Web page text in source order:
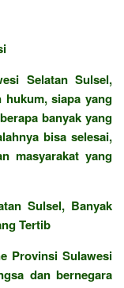
Selatan Sulsel,
hukum, siapa yang
banyak yang
bisa selesai,
masyarakat yang
Sulsel, Banyak
Tertib
Provinsi Sulawesi
dan bernegara